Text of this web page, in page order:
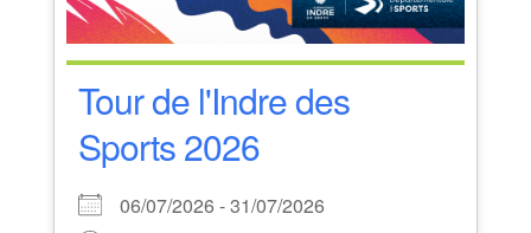
Tour de l'Indre des
Sports 2026
06/07/2026 - 31/07/2026